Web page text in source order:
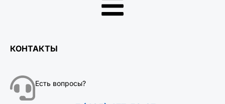
КОНТАКТЫ
Есть вопросы?